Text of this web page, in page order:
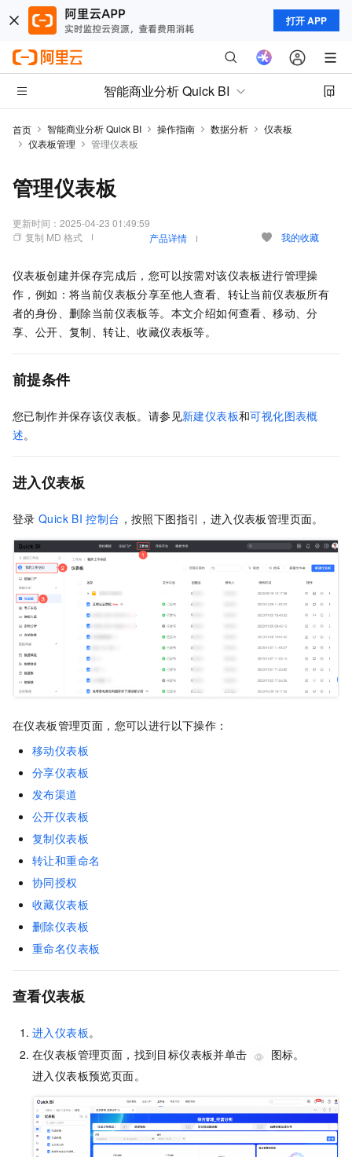
打开 APP
智能商业分析 Quick BI
首页 智能商业分析 Quick BI 操作指南 数据分析
仪表板
仪表板管理
管理仪表板
管理仪表板
更新时间： 2025-04-23 01:49:59
复制 MD 格式
产品详情 我的收藏
仪表板创建并保存完成后，您可以按需对该仪表板进行管理操
作，例如：将当前仪表板分享至他人查看、转让当前仪表板所有
者的身份、删除当前仪表板等。本文介绍如何查看、移动、分
享、公开、复制、转让、收藏仪表板等。
前提条件
您已制作并保存该仪表板。请参见新建仪表板和可视化图表概
述。
进入仪表板
登录 Quick BI 控制台 ，按照下图指引，进入仪表板管理页面。
在仪表板管理页面，您可以进行以下操作：
移动仪表板
分享仪表板
发布渠道
公开仪表板
复制仪表板
转让和重命名
协同授权
收藏仪表板
删除仪表板
重命名仪表板
查看仪表板
进入仪表板。
在仪表板管理页面，找到目标仪表板并单击
图标。
进入仪表板预览页面。